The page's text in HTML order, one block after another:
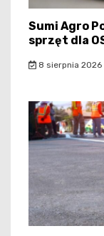
Sumi Agro
sprzęt dla
8 sierpnia 2026